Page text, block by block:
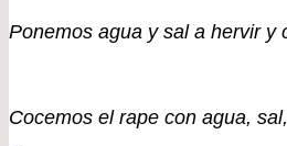
Ponemos agua y sal a hervir y
Cocemos el rape con agua,